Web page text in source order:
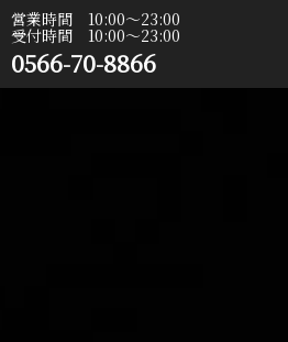
営業時間 10:00〜23:00
受付時間 10:00〜23:00
0566-70-8866